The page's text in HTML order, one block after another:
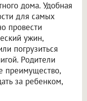
дома. Удобная
для самых
провести
ужин,
погрузиться
Родители
преимущество,
за ребенком,